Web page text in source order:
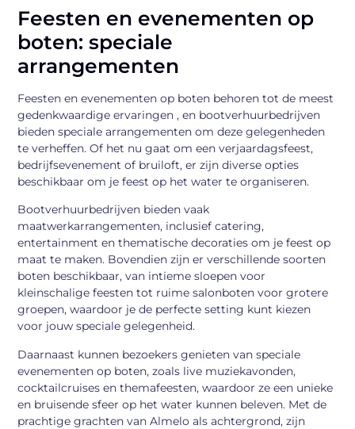
Feesten en evenementen op
boten: speciale
arrangementen
Feesten en evenementen op boten behoren tot de meest
gedenkwaardige ervaringen , en bootverhuurbedrijven
bieden speciale arrangementen om deze gelegenheden
te verheffen. Of het nu gaat om een verjaardagsfeest,
bedrijfsevenement of bruiloft, er zijn diverse opties
beschikbaar om je feest op het water te organiseren.
Bootverhuurbedrijven bieden vaak
maatwerkarrangementen, inclusief catering,
entertainment en thematische decoraties om je feest op
maat te maken. Bovendien zijn er verschillende soorten
boten beschikbaar, van intieme sloepen voor
kleinschalige feesten tot ruime salonboten voor grotere
groepen, waardoor je de perfecte setting kunt kiezen
voor jouw speciale gelegenheid.
Daarnaast kunnen bezoekers genieten van speciale
evenementen op boten, zoals live muziekavonden,
cocktailcruises en themafeesten, waardoor ze een unieke
en bruisende sfeer op het water kunnen beleven. Met de
prachtige grachten van Almelo als achtergrond, zijn